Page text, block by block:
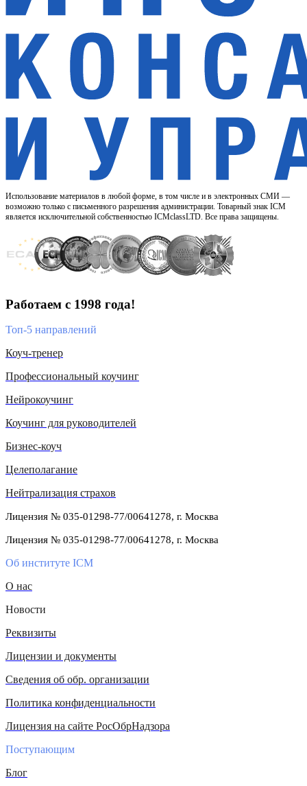
Использование материалов в любой форме, в том числе и в электронных СМИ —
возможно только с письменного разрешения администрации. Товарный знак ICM
является исключительной собственностью ICMclassLTD. Все права защищены.
Работаем с 1998 года!
Топ-5 направлений
Коуч-тренер
Профессиональный коучинг
Нейрокоучинг
Коучинг для руководителей
Бизнес-коуч
Целеполагание
Нейтрализация страхов
Лицензия № 035-01298-77/00641278, г. Москва
Лицензия № 035-01298-77/00641278, г. Москва
Об институте ICM
О нас
Новости
Реквизиты
Лицензии и документы
Сведения об обр. организации
Политика конфиденциальности
Лицензия на сайте РосОбрНадзора
Поступающим
Блог